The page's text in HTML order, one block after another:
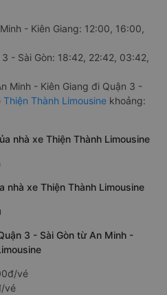
giờ kết thúc của xe khách
- Kiên Giang: 12:00, 16:00,
- Sài Gòn: 18:42, 22:42, 03:42,
Minh - Kiên Giang đi Quận 3 -
nhà xe Thiện Thành Limousine
xe Thiện Thành Limousine
3 - Sài Gòn từ An Minh -